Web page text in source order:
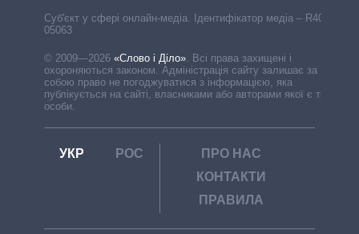
Cуб'єкт у сфері онлайн-медіа. Ідентифікатор медіа – R40-
05063
© 2009—2026 «Слово і Діло» Всі права захищені і
охороняються законом. Адміністрація сайту залишає за
собою право не погоджуватися з інформацією, яка
публікується на сайті, власниками або авторами якої є треті
особи.
УКР РОС
ПРО НАС
КОНТАКТИ
ПРАВИЛА